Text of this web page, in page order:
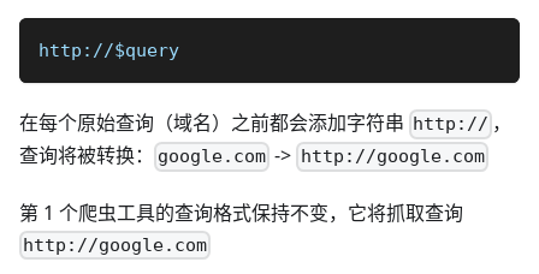
http://$query
在每个原始查询（域名）之前都会添加字符串 http:// ，
查询将被转换：
google.com -> http://google.com
第 1 个爬虫工具的查询格式保持不变，它将抓取查询
http://google.com